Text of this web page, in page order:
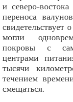
и северо-
переноса
свидетельствует
могли
покровы с
центрами
тысячи
течением
смещаться.